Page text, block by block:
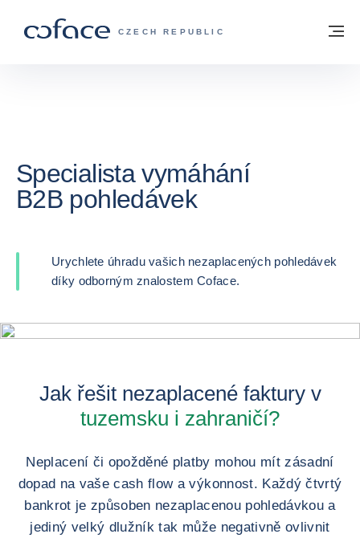
COFACE FOR TRADE - WEBOVÁ
CZECH REPUBLIC
Zpět na hlavní stránku
Specialista vymáhání
B2B pohledávek
Urychlete úhradu vašich nezaplacených pohledávek
díky odborným znalostem Coface.
Jak řešit nezaplacené faktury v
tuzemsku i zahraničí?
Neplacení či opožděné platby mohou mít zásadní
dopad na vaše cash flow a výkonnost. Každý čtvrtý
bankrot je způsoben nezaplacenou pohledávkou a
jediný velký dlužník tak může negativně ovlivnit